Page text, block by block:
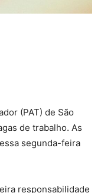
(PAT) de São
de trabalho. As
segunda-feira
responsabilidade